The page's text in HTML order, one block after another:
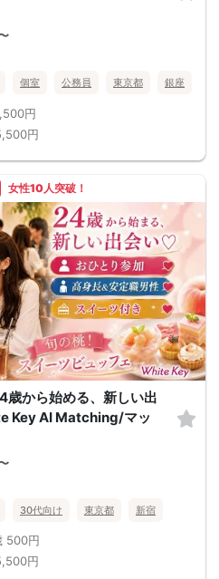
個室 公務員 東京都 銀座
円
円
女性10人突破！
歳から始める、新しい出
Key AI Matching/マッ
30代向け 東京都 新宿
500円
円